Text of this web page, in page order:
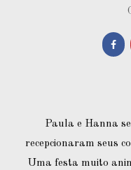
Paula e Hanna
recepcionaram seus
Uma festa muito